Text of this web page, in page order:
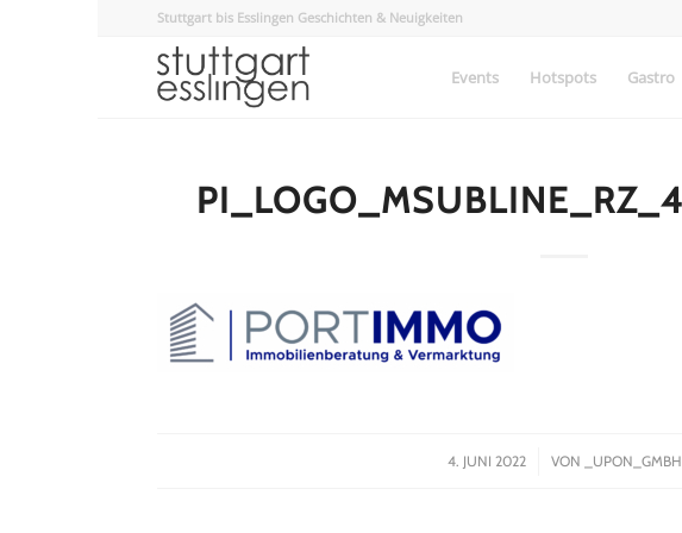
Stuttgart bis Esslingen Geschichten & Neuigkeiten
Events Hotspots Gastro
4. JUNI 2022
/ VON _UPON_GMBH